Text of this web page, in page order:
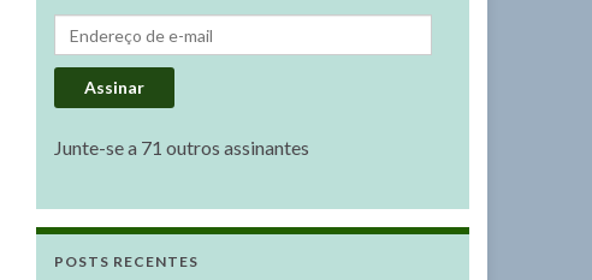
Endereço de e-mail
Assinar
Junte-se a 71 outros assinantes
POSTS RECENTES